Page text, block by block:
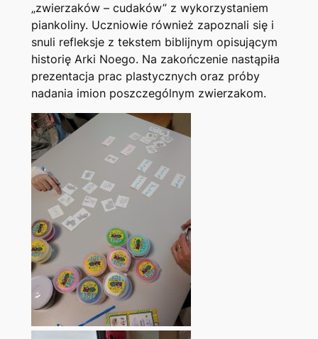
„zwierzaków – cudaków” z wykorzystaniem
piankoliny. Uczniowie również zapoznali się i
snuli refleksje z tekstem biblijnym opisującym
historię Arki Noego. Na zakończenie nastąpiła
prezentacja prac plastycznych oraz próby
nadania imion poszczególnym zwierzakom.